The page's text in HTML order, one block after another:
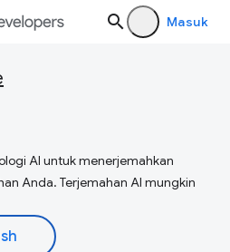
Masuk
AI untuk menerjemahkan
Anda. Terjemahan AI mungkin